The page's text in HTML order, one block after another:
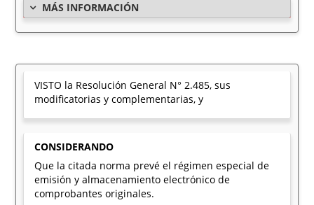
MÁS INFORMACIÓN
VISTO la Resolución General N° 2.485, sus
modificatorias y complementarias, y
CONSIDERANDO
Que la citada norma prevé el régimen especial de
emisión y almacenamiento electrónico de
comprobantes originales.